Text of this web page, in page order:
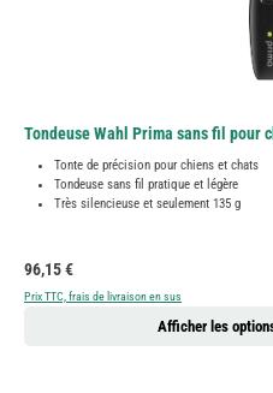
Tondeuse Wahl Prima sans fil pour
Tonte de précision pour chiens et chats
Tondeuse sans fil pratique et légère
Très silencieuse et seulement 135 g
Prix régulier :
96,15 €
Prix TTC, frais de livraison en sus
Afficher les